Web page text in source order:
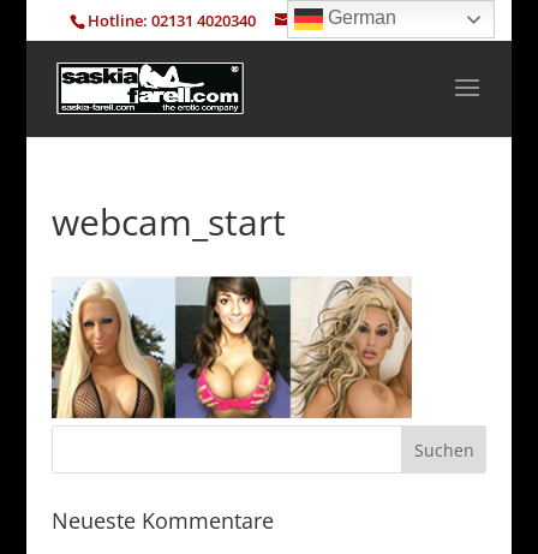
Hotline: 02131 4020340 info@saskia-farell.com
webcam_start
Neueste Kommentare
German